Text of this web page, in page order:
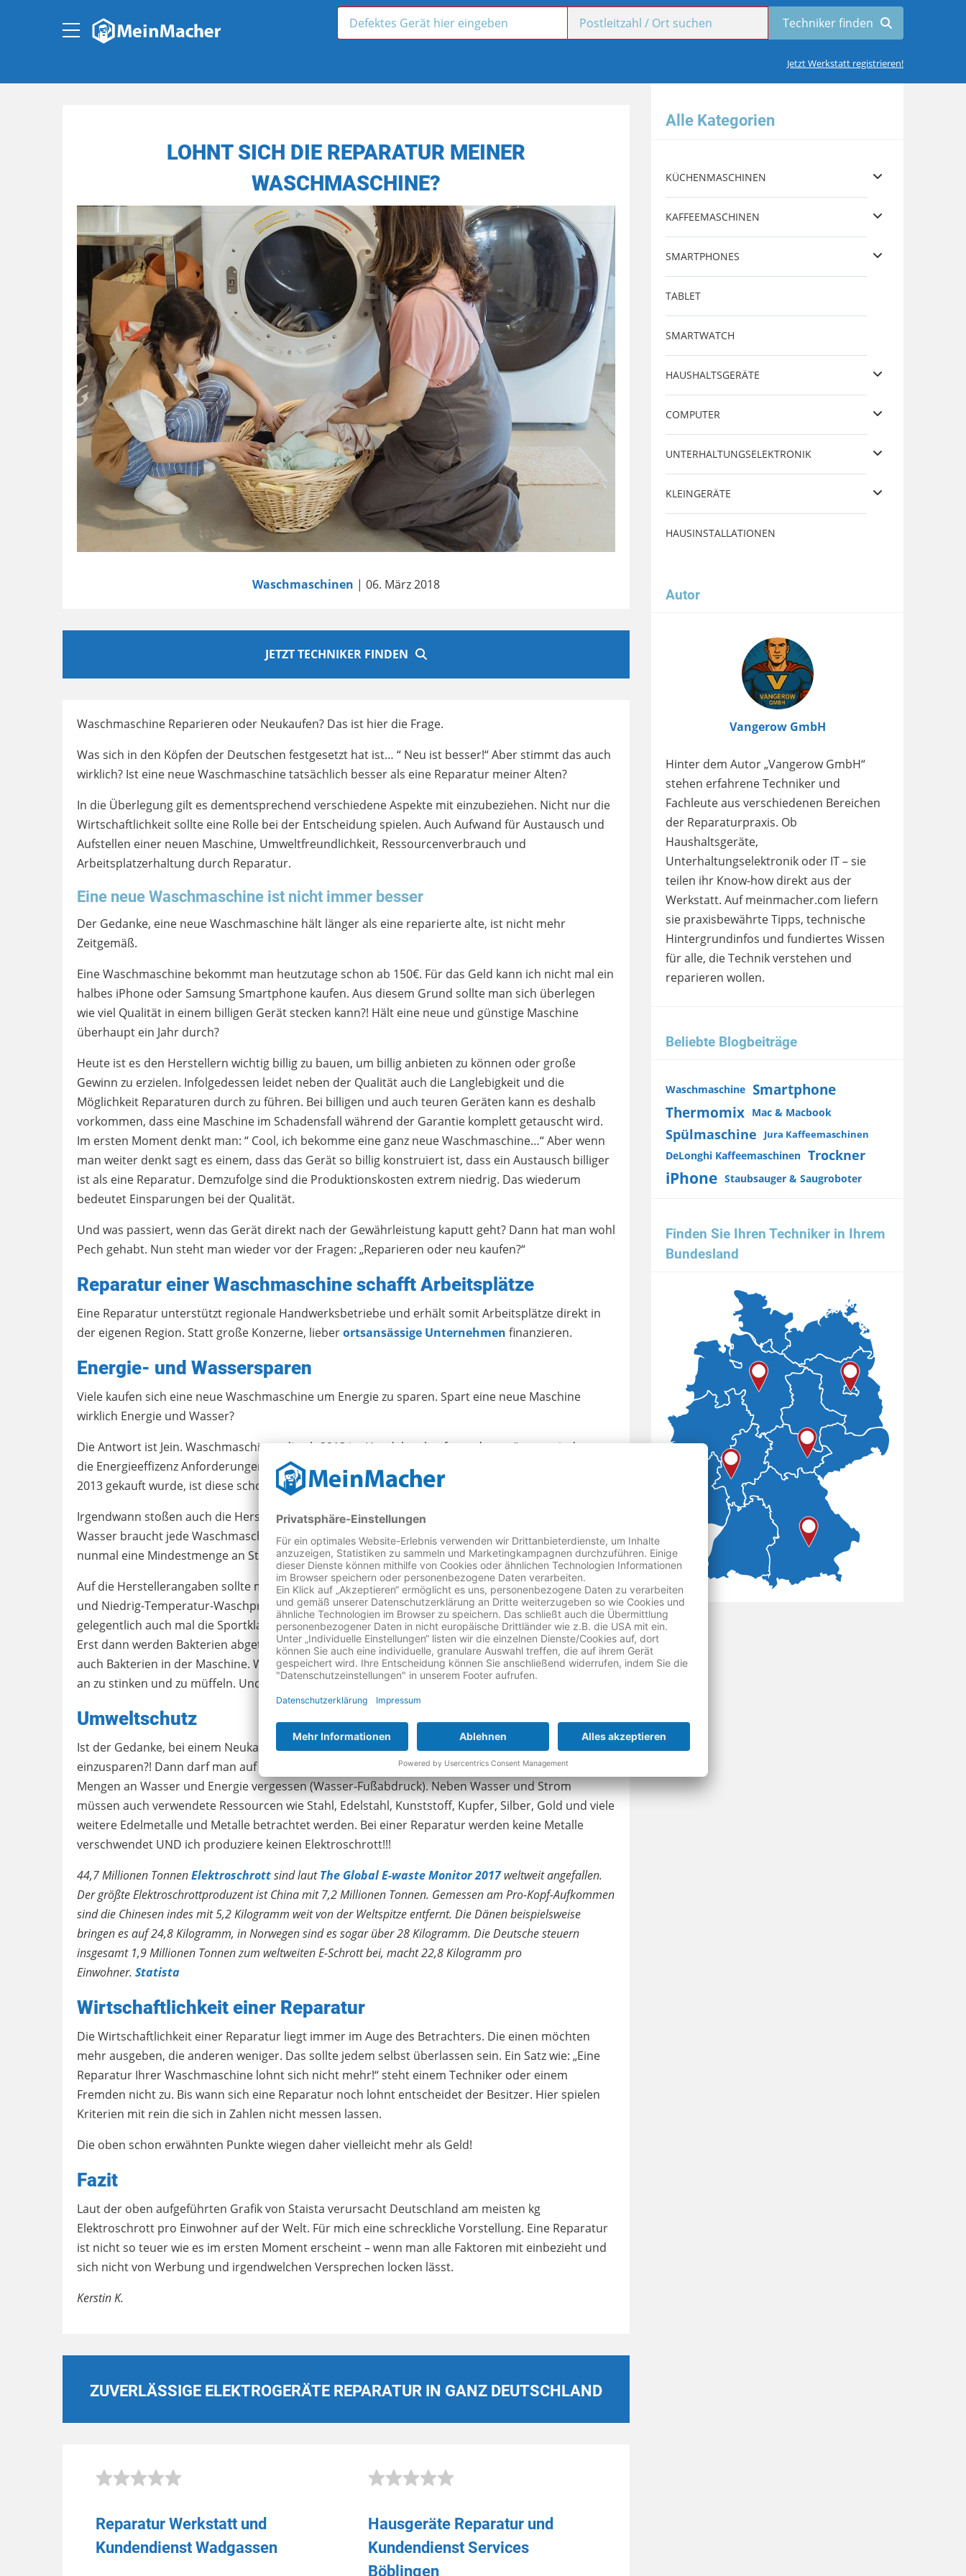
Jetzt Werkstatt registrieren!
LOHNT SICH DIE REPARATUR MEINER
WASCHMASCHINE?
Waschmaschinen | 06. März 2018
JETZT TECHNIKER FINDEN
Waschmaschine Reparieren oder Neukaufen? Das ist hier die Frage.
Was sich in den Köpfen der Deutschen festgesetzt hat ist… “ Neu ist besser!“ Aber stimmt das auch
wirklich? Ist eine neue Waschmaschine tatsächlich besser als eine Reparatur meiner Alten?
In die Überlegung gilt es dementsprechend verschiedene Aspekte mit einzubeziehen. Nicht nur die
Wirtschaftlichkeit sollte eine Rolle bei der Entscheidung spielen. Auch Aufwand für Austausch und
Aufstellen einer neuen Maschine, Umweltfreundlichkeit, Ressourcenverbrauch und
Arbeitsplatzerhaltung durch Reparatur.
Eine neue Waschmaschine ist nicht immer besser
Der Gedanke, eine neue Waschmaschine hält länger als eine reparierte alte, ist nicht mehr
Zeitgemäß.
Eine Waschmaschine bekommt man heutzutage schon ab 150€. Für das Geld kann ich nicht mal ein
halbes iPhone oder Samsung Smartphone kaufen. Aus diesem Grund sollte man sich überlegen
wie viel Qualität in einem billigen Gerät stecken kann?! Hält eine neue und günstige Maschine
überhaupt ein Jahr durch?
Heute ist es den Herstellern wichtig billig zu bauen, um billig anbieten zu können oder große
Gewinn zu erzielen. Infolgedessen leidet neben der Qualität auch die Langlebigkeit und die
Möglichkeit Reparaturen durch zu führen. Bei billigen und auch teuren Geräten kann es deshalb
vorkommen, dass eine Maschine im Schadensfall während der Garantie komplett getauscht wird.
Im ersten Moment denkt man: “ Cool, ich bekomme eine ganz neue Waschmaschine…“ Aber wenn
man weiter denkt sagt es einem, dass das Gerät so billig konstruiert ist, dass ein Austausch billiger
ist als eine Reparatur. Demzufolge sind die Produktionskosten extrem niedrig. Das wiederum
bedeutet Einsparungen bei der Qualität.
Und was passiert, wenn das Gerät direkt nach der Gewährleistung kaputt geht? Dann hat man wohl
Pech gehabt. Nun steht man wieder vor der Fragen: „Reparieren oder neu kaufen?“
Reparatur einer Waschmaschine schafft Arbeitsplätze
Eine Reparatur unterstützt regionale Handwerksbetriebe und erhält somit Arbeitsplätze direkt in
der eigenen Region. Statt große Konzerne, lieberortsansässige Unternehmen finanzieren.
Energie- und Wassersparen
Viele kaufen sich eine neue Waschmaschine um Energie zu sparen. Spart eine neue Maschine
wirklich Energie und Wasser?
Die Antwort ist Jein. Waschmaschinen die ab 2013 im Handel verkauft wurden, müssen mindestens
die Energieeffizenz Anforderungen der Klasse A+ erfüllen. D.h. wenn Ihre Maschine ab dem Jahr
2013 gekauft wurde, ist diese schon Energie- und Wassersparen konstruiert.
Irgendwann stoßen auch die Hersteller beim Einsparen an Ihre Grenzen. Ein Mindestmenge an
Wasser braucht jede Waschmaschine zum Waschen. Und um diese Wassermenge zu erhitzen wird
nunmal eine Mindestmenge an Strom benötigt.
Auf die Herstellerangaben sollte man sich nicht verlassen, denn diese werden nur mit Energiespar-
und Niedrig-Temperatur-Waschprogrammen erreicht. Für Unterwäsche und Handtücher und
gelegentlich auch mal die Sportklamotten sollten jedoch mindestens 60 Grad verwendet werden!
Erst dann werden Bakterien abgetötet. Nicht nur Bakterien auf den Kleidungsstücken, sondern
auch Bakterien in der Maschine. Wenn das nicht regelmäßig geschieht, fängt die Waschmaschine
an zu stinken und zu müffeln. Und dies kann oft nicht mehr rückgängig gemacht werden.
Umweltschutz
Ist der Gedanke, bei einem Neukauf Wasser und Strom aus umweltfreundlichen Aspekten
einzusparen?! Dann darf man auf keinen Fall die für die Herstellung und die Logistik verbrauchten
Mengen an Wasser und Energie vergessen (Wasser-Fußabdruck). Neben Wasser und Strom
müssen auch verwendete Ressourcen wie Stahl, Edelstahl, Kunststoff, Kupfer, Silber, Gold und viele
weitere Edelmetalle und Metalle betrachtet werden. Bei einer Reparatur werden keine Metalle
verschwendet UND ich produziere keinen Elektroschrott!!!
44,7 Millionen TonnenElektroschrottsind lautThe Global E-waste Monitor 2017weltweit angefallen.
Der größte Elektroschrottproduzent ist China mit 7,2 Millionen Tonnen. Gemessen am Pro-Kopf-Aufkommen
sind die Chinesen indes mit 5,2 Kilogramm weit von der Weltspitze entfernt. Die Dänen beispielsweise
bringen es auf 24,8 Kilogramm, in Norwegen sind es sogar über 28 Kilogramm. Die Deutsche steuern
insgesamt 1,9 Millionen Tonnen zum weltweiten E-Schrott bei, macht 22,8 Kilogramm pro
Einwohner. Statista
Wirtschaftlichkeit einer Reparatur
Die Wirtschaftlichkeit einer Reparatur liegt immer im Auge des Betrachters. Die einen möchten
mehr ausgeben, die anderen weniger. Das sollte jedem selbst überlassen sein. Ein Satz wie: „Eine
Reparatur Ihrer Waschmaschine lohnt sich nicht mehr!“ steht einem Techniker oder einem
Fremden nicht zu. Bis wann sich eine Reparatur noch lohnt entscheidet der Besitzer. Hier spielen
Kriterien mit rein die sich in Zahlen nicht messen lassen.
Die oben schon erwähnten Punkte wiegen daher vielleicht mehr als Geld!
Fazit
Laut der oben aufgeführten Grafik von Staista verursacht Deutschland am meisten kg
Elektroschrott pro Einwohner auf der Welt. Für mich eine schreckliche Vorstellung. Eine Reparatur
ist nicht so teuer wie es im ersten Moment erscheint – wenn man alle Faktoren mit einbezieht und
sich nicht von Werbung und irgendwelchen Versprechen locken lässt.
Kerstin K.
ZUVERLÄSSIGE ELEKTROGERÄTE REPARATUR IN GANZ DEUTSCHLAND
Reparatur Werkstatt und
Kundendienst Wadgassen
Hausgeräte Reparatur und
Kundendienst Services
Böblingen
Alle Kategorien
KÜCHENMASCHINEN
KAFFEEMASCHINEN
SMARTPHONES
TABLET
SMARTWATCH
HAUSHALTSGERÄTE
COMPUTER
UNTERHALTUNGSELEKTRONIK
KLEINGERÄTE
HAUSINSTALLATIONEN
Autor
Vangerow GmbH
Hinter dem Autor „Vangerow GmbH“
stehen erfahrene Techniker und
Fachleute aus verschiedenen Bereichen
der Reparaturpraxis. Ob
Haushaltsgeräte,
Unterhaltungselektronik oder IT – sie
teilen ihr Know-how direkt aus der
Werkstatt. Auf meinmacher.com liefern
sie praxisbewährte Tipps, technische
Hintergrundinfos und fundiertes Wissen
für alle, die Technik verstehen und
reparieren wollen.
Beliebte Blogbeiträge
Waschmaschine Smartphone
Thermomix Mac & Macbook
Spülmaschine Jura Kaffeemaschinen
DeLonghi Kaffeemaschinen Trockner
iPhone Staubsauger & Saugroboter
Finden Sie Ihren Techniker in Ihrem
Bundesland